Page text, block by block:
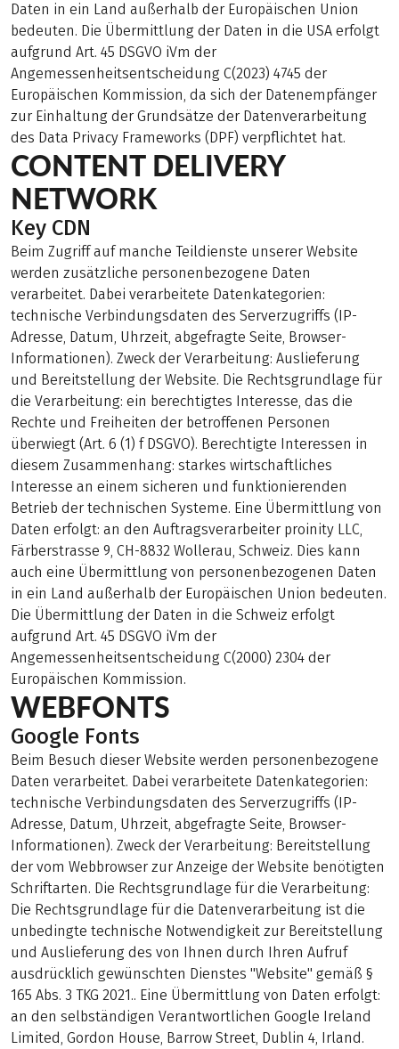
Daten in ein Land außerhalb der Europäischen Union
bedeuten. Die Übermittlung der Daten in die USA erfolgt
aufgrund Art. 45 DSGVO iVm der
Angemessenheitsentscheidung C(2023) 4745 der
Europäischen Kommission, da sich der Datenempfänger
zur Einhaltung der Grundsätze der Datenverarbeitung
des Data Privacy Frameworks (DPF) verpflichtet hat.
CONTENT DELIVERY
NETWORK
Key CDN
Beim Zugriff auf manche Teildienste unserer Website
werden zusätzliche personenbezogene Daten
verarbeitet. Dabei verarbeitete Datenkategorien:
technische Verbindungsdaten des Serverzugriffs (IP-
Adresse, Datum, Uhrzeit, abgefragte Seite, Browser-
Informationen). Zweck der Verarbeitung: Auslieferung
und Bereitstellung der Website. Die Rechtsgrundlage für
die Verarbeitung: ein berechtigtes Interesse, das die
Rechte und Freiheiten der betroffenen Personen
überwiegt (Art. 6 (1) f DSGVO). Berechtigte Interessen in
diesem Zusammenhang: starkes wirtschaftliches
Interesse an einem sicheren und funktionierenden
Betrieb der technischen Systeme. Eine Übermittlung von
Daten erfolgt: an den Auftragsverarbeiter proinity LLC,
Färberstrasse 9, CH-8832 Wollerau, Schweiz. Dies kann
auch eine Übermittlung von personenbezogenen Daten
in ein Land außerhalb der Europäischen Union bedeuten.
Die Übermittlung der Daten in die Schweiz erfolgt
aufgrund Art. 45 DSGVO iVm der
Angemessenheitsentscheidung C(2000) 2304 der
Europäischen Kommission.
WEBFONTS
Google Fonts
Beim Besuch dieser Website werden personenbezogene
Daten verarbeitet. Dabei verarbeitete Datenkategorien:
technische Verbindungsdaten des Serverzugriffs (IP-
Adresse, Datum, Uhrzeit, abgefragte Seite, Browser-
Informationen). Zweck der Verarbeitung: Bereitstellung
der vom Webbrowser zur Anzeige der Website benötigten
Schriftarten. Die Rechtsgrundlage für die Verarbeitung:
Die Rechtsgrundlage für die Datenverarbeitung ist die
unbedingte technische Notwendigkeit zur Bereitstellung
und Auslieferung des von Ihnen durch Ihren Aufruf
ausdrücklich gewünschten Dienstes "Website" gemäß §
165 Abs. 3 TKG 2021.. Eine Übermittlung von Daten erfolgt:
an den selbständigen Verantwortlichen Google Ireland
Limited, Gordon House, Barrow Street, Dublin 4, Irland.